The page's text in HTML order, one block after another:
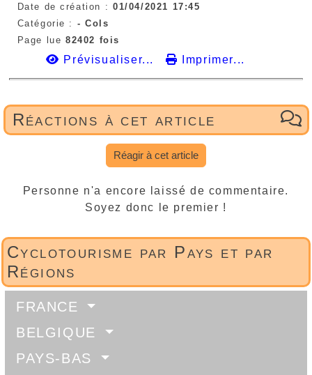
Cyclotourisme par Pays et par
Régions
FRANCE
BELGIQUE
PAYS-BAS
Date de création : 01/04/2021 17:45
Catégorie : - Cols
Page lue 82402 fois
Prévisualiser... Imprimer...
Réactions à cet article
Réagir à cet article
Personne n'a encore laissé de commentaire.
Soyez donc le premier !